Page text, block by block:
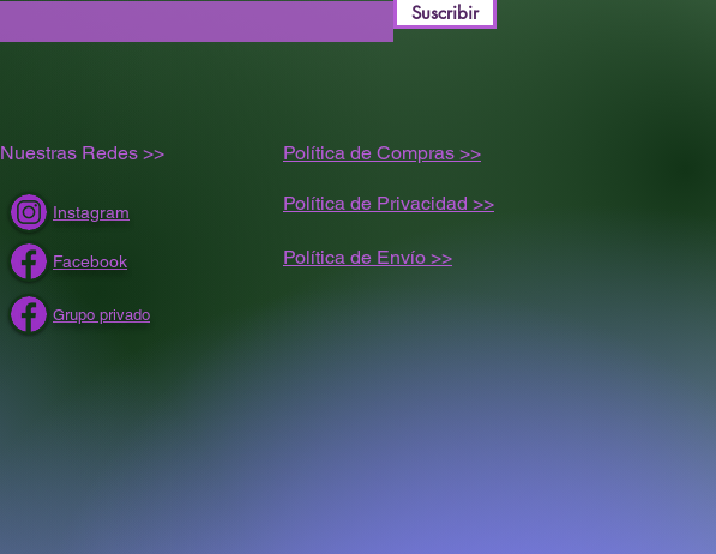
Suscribir
Nuestras Redes >> Política de Compras >>
Instagram
Facebook
Grupo privado
Política de Privacidad >>
Política de Envío >>